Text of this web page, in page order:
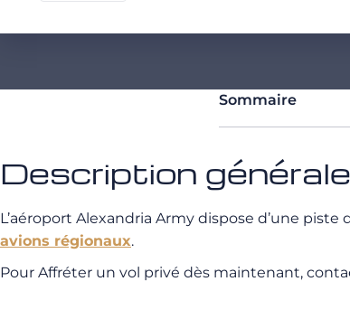
Sommaire
Description générale
L’aéroport Alexandria Army dispose d’une
avions régionaux.
Pour Affréter un vol privé dès maintenant,